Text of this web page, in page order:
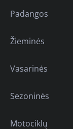
Padangos
Žieminės
Vasarinės
Sezoninės
Motociklų